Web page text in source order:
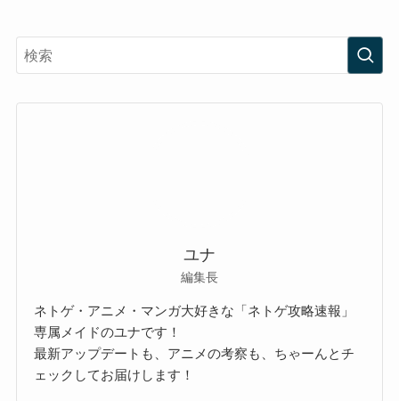
ユナ
編集長
ネトゲ・アニメ・マンガ大好きな「ネトゲ攻略速報」
専属メイドのユナです！
最新アップデートも、アニメの考察も、ちゃーんとチ
ェックしてお届けします！